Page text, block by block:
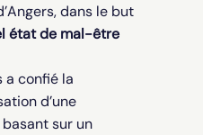
dans le but
état de mal-être
a confié la
d’une
sur un